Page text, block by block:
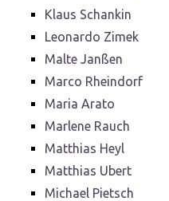
Klaus Schankin
Leonardo Zimek
Malte Janßen
Marco Rheindorf
Maria Arato
Marlene Rauch
Matthias Heyl
Matthias Ubert
Michael Pietsch